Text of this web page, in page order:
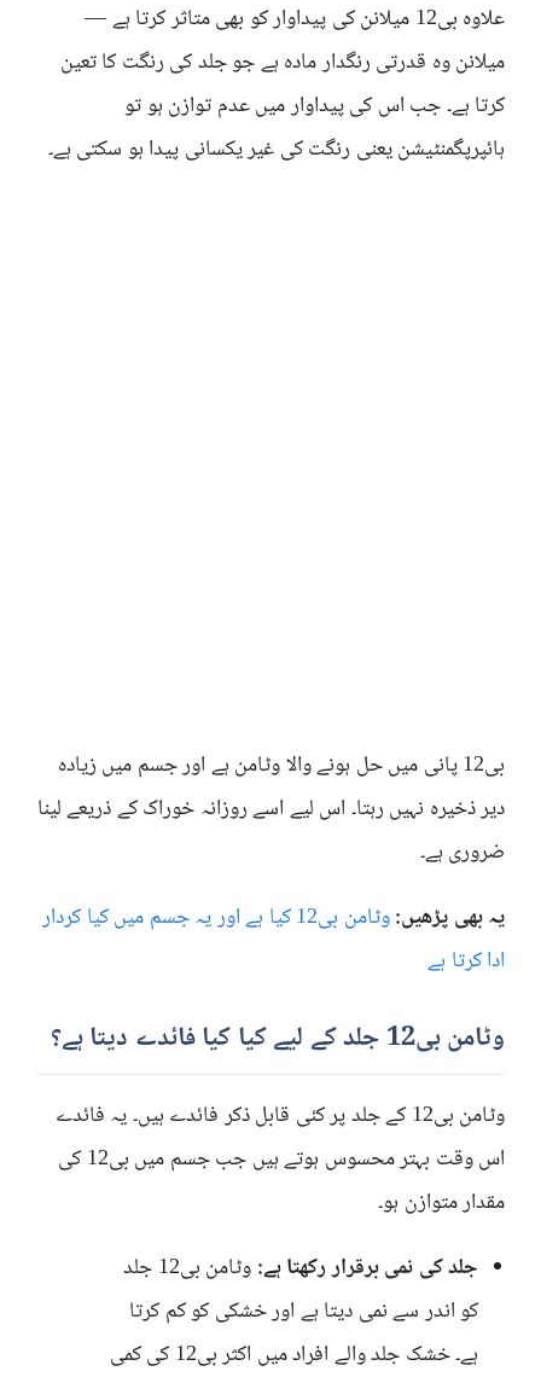
علاوہ بی12 میلانن کی پیداوار کو بھی متاثر کرتا ہے —
میلانن وہ قدرتی رنگدار مادہ ہے جو جلد کی رنگت کا تعین
کرتا ہے۔ جب اس کی پیداوار میں عدم توازن ہو تو
ہائپرپگمنٹیشن یعنی رنگت کی غیر یکسانی پیدا ہو سکتی ہے۔
بی12 پانی میں حل ہونے والا وٹامن ہے اور جسم میں زیادہ
دیر ذخیرہ نہیں رہتا۔ اس لیے اسے روزانہ خوراک کے ذریعے لینا
ضروری ہے۔
یہ بھی پڑھیں:
وٹامن بی12 کیا ہے اور یہ جسم میں کیا کردار
ادا کرتا ہے
وٹامن بی12 جلد کے لیے کیا کیا فائدے دیتا ہے؟
وٹامن بی12 کے جلد پر کئی قابل ذکر فائدے ہیں۔ یہ فائدے
اس وقت بہتر محسوس ہوتے ہیں جب جسم میں بی12 کی
مقدار متوازن ہو۔
جلد کی نمی برقرار رکھتا ہے:
وٹامن بی12 جلد
کو اندر سے نمی دیتا ہے اور خشکی کو کم کرتا
ہے۔ خشک جلد والے افراد میں اکثر بی12 کی کمی